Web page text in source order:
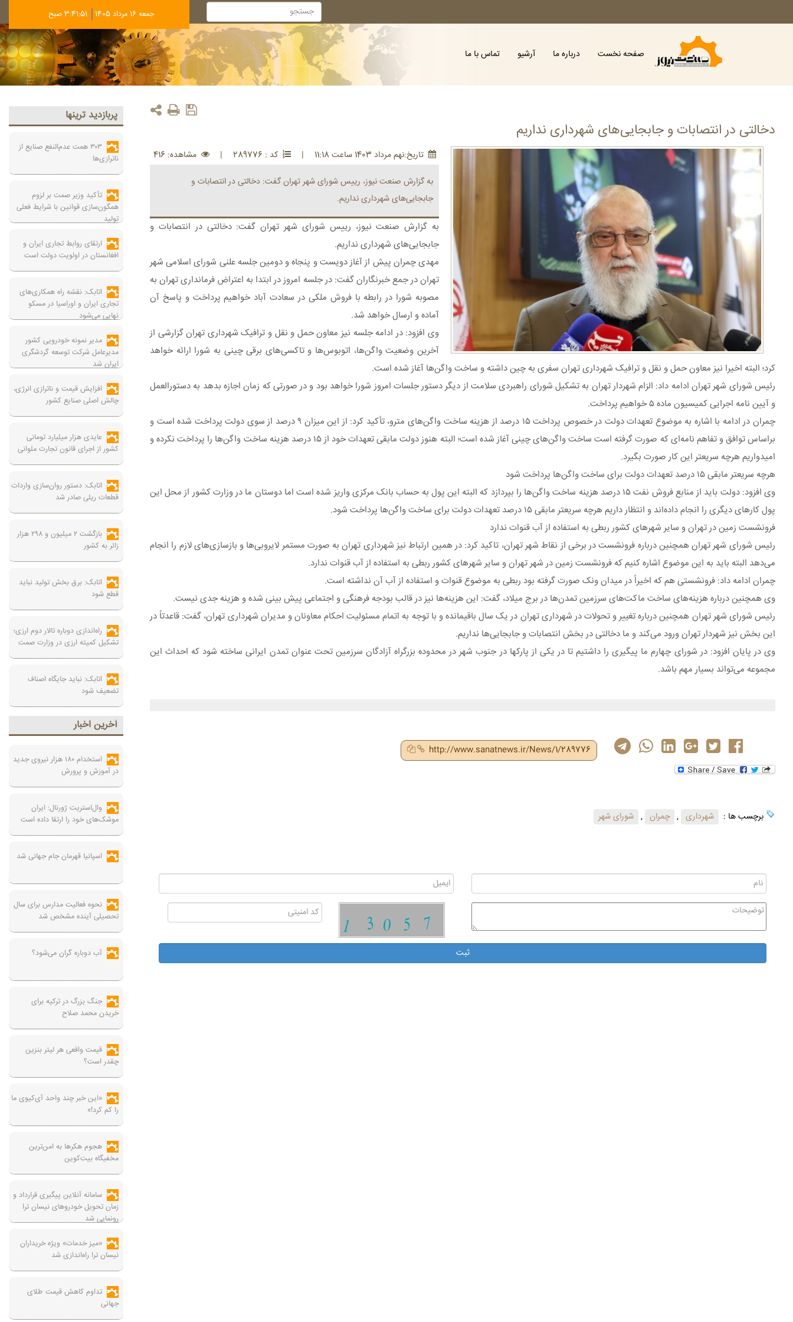
جمعه 16 مرداد 1405 3:41:51 صبح
صفحه نخست درباره ما آرشیو تماس با ما
دخالتی در انتصابات و جابجایی‌های شهرداری نداریم
تاريخ:نهم مرداد 1403 ساعت 11:18 | کد : 289776 | مشاهده: 416
به گزارش صنعت نیوز، رییس شورای شهر تهران گفت: دخالتی در انتصابات و
جابجایی‌های شهرداری نداریم.
به گزارش صنعت نیوز، رییس شورای شهر تهران گفت: دخالتی در انتصابات و
جابجایی‌های شهرداری نداریم.
مهدی چمران پیش از آغاز دویست و پنجاه و دومین جلسه علنی شورای اسلامی شهر
تهران در جمع خبرنگاران گفت: در جلسه امروز در ابتدا به اعتراض فرمانداری تهران به
مصوبه شورا در رابطه با فروش ملکی در سعادت آباد خواهیم پرداخت و پاسخ آن
آماده و ارسال خواهد شد.
وی افزود: در ادامه جلسه نیز معاون حمل و نقل و ترافیک شهرداری تهران گزارشی از
آخرین وضعیت واگن‌ها، اتوبوس‌ها و تاکسی‌های برقی چینی به شورا ارائه خواهد
کرد؛ البته اخیرا نیز معاون حمل و نقل و ترافیک شهرداری تهران سفری به چین داشته و ساخت واگن‌ها آغاز شده است.
رئیس شورای شهر تهران ادامه داد: الزام شهردار تهران به تشکیل شورای راهبردی سلامت از دیگر دستور جلسات امروز شورا خواهد بود و در صورتی که زمان اجازه بدهد به دستورالعمل
و آیین نامه اجرایی کمیسیون ماده ۵ خواهیم پرداخت.
چمران در ادامه با اشاره به موضوع تعهدات دولت در خصوص پرداخت ۱۵ درصد از هزینه ساخت واگن‌های مترو، تأکید کرد: از این میزان ۹ درصد از سوی دولت پرداخت شده است و
براساس توافق و تفاهم نامه‌ای که صورت گرفته است ساخت واگن‌های چینی آغاز شده است؛ البته هنوز دولت مابقی تعهدات خود از ۱۵ درصد هزینه ساخت واگن‌ها را پرداخت نکرده و
امیدواریم هرچه سریعتر این کار صورت بگیرد.
هرچه سریعتر مابقی ۱۵ درصد تعهدات دولت برای ساخت واگن‌ها پرداخت شود
وی افزود: دولت باید از منابع فروش نفت ۱۵ درصد هزینه ساخت واگن‌ها را بپردازد که البته این پول به حساب بانک مرکزی واریز شده است اما دوستان ما در وزارت کشور از محل این
پول کارهای دیگری را انجام داده‌اند و انتظار داریم هرچه سریعتر مابقی ۱۵ درصد تعهدات دولت برای ساخت واگن‌ها پرداخت شود.
فرونشست زمین در تهران و سایر شهرهای کشور ربطی به استفاده از آب قنوات ندارد
رئیس شورای شهر تهران همچنین درباره فرونشست در برخی از نقاط شهر تهران، تاکید کرد: در همین ارتباط نیز شهرداری تهران به صورت مستمر لایروبی‌ها و بازسازی‌های لازم را انجام
می‌دهد البته باید به این موضوع اشاره کنیم که فرونشست زمین در شهر تهران و سایر شهرهای کشور ربطی به استفاده از آب قنوات ندارد.
چمران ادامه داد: فرونشستی هم که اخیراً در میدان ونک صورت گرفته بود ربطی به موضوع قنوات و استفاده از آب آن نداشته است.
وی همچنین درباره هزینه‌های ساخت ماکت‌های سرزمین تمدن‌ها در برج میلاد، گفت: این هزینه‌ها نیز در قالب بودجه فرهنگی و اجتماعی پیش بینی شده و هزینه جدی نیست.
رئیس شورای شهر تهران همچنین درباره تغییر و تحولات در شهرداری تهران در یک سال باقیمانده و با توجه به اتمام مسئولیت احکام معاونان و مدیران شهرداری تهران، گفت: قاعدتاً در
این بخش نیز شهردار تهران ورود می‌کند و ما دخالتی در بخش انتصابات و جابجایی‌ها نداریم.
وی در پایان افزود: در شورای چهارم ما پیگیری را داشتیم تا در یکی از پارکها در جنوب شهر در محدوده بزرگراه آزادگان سرزمین تحت عنوان تمدن ایرانی ساخته شود که احداث این
مجموعه می‌تواند بسیار مهم باشد.
http://www.sanatnews.ir/News/1/289776
برچسب ها : شهرداری , چمران , شورای شهر
پربازديد ترينها
۳۰۳ همت عدم‌النفع صنایع از
ناترازی‌ها
تأکید وزیر صمت بر لزوم
همگون‌سازی قوانین با شرایط فعلی
تولید
ارتقای روابط تجاری ایران و
افغانستان در اولویت دولت است
اتابک: نقشه راه همکاری‌های
تجاری ایران و اوراسیا در مسکو
نهایی می‌شود
مدیر نمونه خودرویی کشور
مدیرعامل شرکت توسعه گردشگری
ایران شد
افزایش قیمت و ناترازی انرژی،
چالش اصلی صنایع کشور
عایدی هزار میلیارد تومانی
کشور از اجرای قانون تجارت ملوانی
اتابک: دستور روان‌سازی واردات
قطعات ریلی صادر شد
بازگشت ۲ میلیون و ۲۹۸ هزار
زائر به کشور
اتابک: برق بخش تولید نباید
قطع شود
راه‌اندازی دوباره تالار دوم ارزی؛
تشکیل کمیته ارزی در وزارت صمت
اتابک: نباید جایگاه اصناف
تضعیف شود
آخرين اخبار
استخدام ۱۸۰ هزار نیروی جدید
در آموزش‌ و پرورش
وال‌استریت ژورنال: ایران
موشک‌های خود را ارتقا داده است
اسپانیا قهرمان جام جهانی شد
نحوه فعالیت مدارس برای سال
تحصیلی آینده مشخص شد
آب دوباره گران می‌شود؟
جنگ بزرگ در ترکیه برای
خریدن محمد صلاح
قیمت واقعی هر لیتر بنزین
چقدر است؟
«این خبر چند واحد آی‌کیوی ما
را کم کرد!»
هجوم هکرها به امن‌ترین
مخفیگاه بیت‌کوین
سامانه آنلاین پیگیری قرارداد‌ و
زمان تحویل خودرو‌های نیسان ترا
رونمایی شد
«میز خدمات» ویژه خریداران
نیسان ترا راه‌اندازی شد
تداوم کاهش قیمت طلای
جهانی